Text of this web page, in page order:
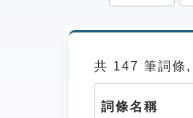
共 147 筆詞條,
詞條名稱